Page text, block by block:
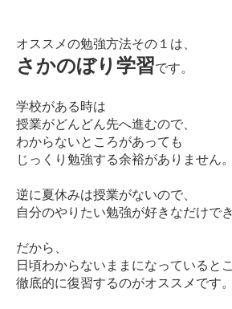
オススメの勉強方法その１は、
さかのぼり学習です。
学校がある時は
授業がどんどん先へ進むので、
わからないところがあっても
じっくり勉強する余裕がありません。
逆に夏休みは授業がないので、
自分のやりたい勉強が好きなだけでき
だから、
日頃わからないままになっていると
徹底的に復習するのがオススメです。